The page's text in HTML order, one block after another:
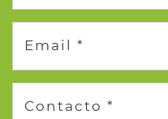
Email *
Contacto *